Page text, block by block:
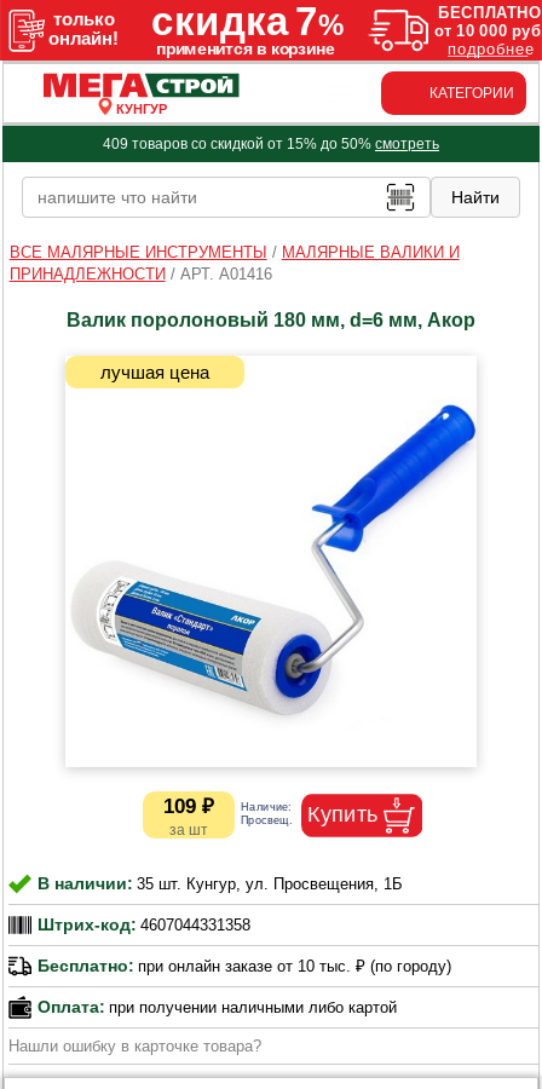
КУНГУР
КАТЕГОРИИ
409 товаров со скидкой от 15% до 50% смотреть
ВСЕ МАЛЯРНЫЕ ИНСТРУМЕНТЫ / МАЛЯРНЫЕ ВАЛИКИ И
ПРИНАДЛЕЖНОСТИ / АРТ. A01416
Валик поролоновый 180 мм, d=6 мм, Акор
109 ₽
В наличии: 35 шт. Кунгур, ул. Просвещения, 1Б
Штрих-код: 4607044331358
Бесплатно: при онлайн заказе от 10 тыс. ₽ (по городу)
Оплата: при получении наличными либо картой
Нашли ошибку в карточке товара?